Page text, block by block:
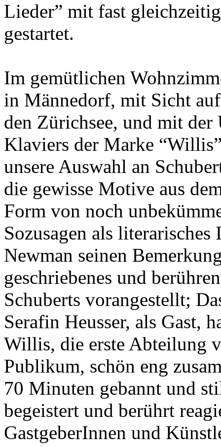
Lieder” mit fast
gestartet.
Im gemütlichen
in Männedorf, mit Sicht
den Zürichsee, und mit der
Klaviers der Marke
unsere Auswahl an
die gewisse Motive aus
Form von noch
Sozusagen als
Newman seinen
geschriebenes und
Schuberts vorangestellt;
Serafin Heusser, als Gast,
Willis, die erste Abteilung
Publikum, schön eng
70 Minuten gebannt und
begeistert und berührt
GastgeberInnen und